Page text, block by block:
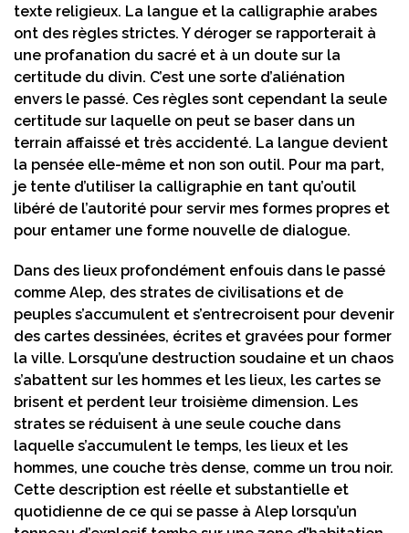
texte religieux. La langue et la calligraphie arabes
ont des règles strictes. Y déroger se rapporterait à
une profanation du sacré et à un doute sur la
certitude du divin. C’est une sorte d’aliénation
envers le passé. Ces règles sont cependant la seule
certitude sur laquelle on peut se baser dans un
terrain affaissé et très accidenté. La langue devient
la pensée elle-même et non son outil. Pour ma part,
je tente d’utiliser la calligraphie en tant qu’outil
libéré de l’autorité pour servir mes formes propres et
pour entamer une forme nouvelle de dialogue.
Dans des lieux profondément enfouis dans le passé
comme Alep, des strates de civilisations et de
peuples s’accumulent et s’entrecroisent pour devenir
des cartes dessinées, écrites et gravées pour former
la ville. Lorsqu’une destruction soudaine et un chaos
s’abattent sur les hommes et les lieux, les cartes se
brisent et perdent leur troisième dimension. Les
strates se réduisent à une seule couche dans
laquelle s’accumulent le temps, les lieux et les
hommes, une couche très dense, comme un trou noir.
Cette description est réelle et substantielle et
quotidienne de ce qui se passe à Alep lorsqu’un